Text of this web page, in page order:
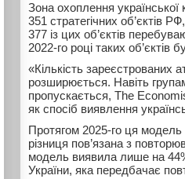
Зона охоплення української
351 стратегічних об’єктів
377 із цих об’єктів
2022-го році таких об’єктів
«Кількість зареєстрованих
розширюється. Навіть
пропускається, The
як спосіб виявлення
Протягом 2025-го ця модель
різниця пов’язана з
модель виявила лише на
України, яка передбачає